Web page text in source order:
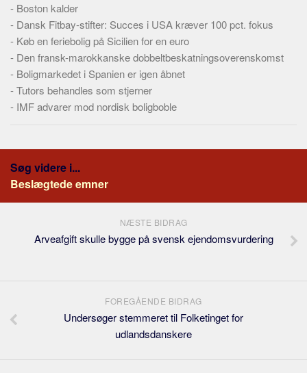
- Boston kalder
- Dansk Fitbay-stifter: Succes i USA kræver 100 pct. fokus
- Køb en feriebolig på Sicilien for en euro
- Den fransk-marokkanske dobbeltbeskatningsoverenskomst
- Boligmarkedet i Spanien er igen åbnet
-Tutors behandles som stjerner
- IMF advarer mod nordisk boligboble
Søg videre i...
Beslægtede emner
NÆSTE BIDRAG
Arveafgift skulle bygge på svensk ejendomsvurdering
FOREGÅENDE BIDRAG
Undersøger stemmeret til Folketinget for
udlandsdanskere